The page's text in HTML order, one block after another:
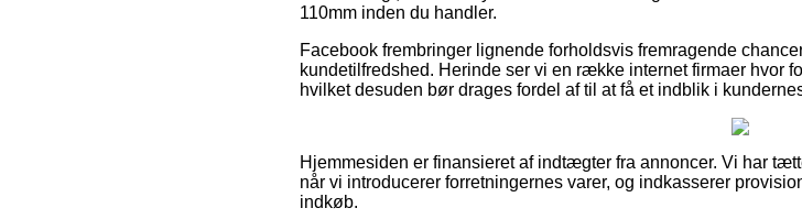
110mm inden du handler.
Facebook frembringer lignende forholdsvis fremragende
kundetilfredshed. Herinde ser vi en række internet firmaer hvor
hvilket desuden bør drages fordel af til at få et indblik i
Hjemmesiden er finansieret af indtægter fra annoncer. Vi har
når vi introducerer forretningernes varer, og indkasserer
indkøb.